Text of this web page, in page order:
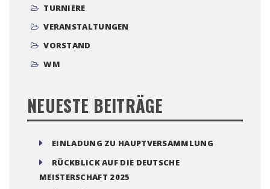
TURNIERE
VERANSTALTUNGEN
VORSTAND
WM
NEUESTE BEITRÄGE
EINLADUNG ZU HAUPTVERSAMMLUNG
RÜCKBLICK AUF DIE DEUTSCHE
MEISTERSCHAFT 2025